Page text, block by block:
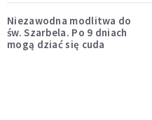
Niezawodna modlitwa do
św. Szarbela. Po 9 dniach
mogą dziać się cuda